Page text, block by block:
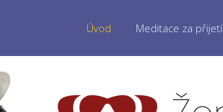
Úvod Meditace za přijetí